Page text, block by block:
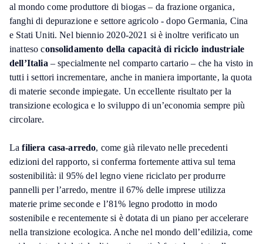
al mondo come produttore di biogas – da frazione organica,
fanghi di depurazione e settore agricolo - dopo Germania, Cina
e Stati Uniti. Nel biennio 2020-2021 si è inoltre verificato un
inatteso consolidamento della capacità di riciclo industriale
dell’Italia – specialmente nel comparto cartario – che ha visto in
tutti i settori incrementare, anche in maniera importante, la quota
di materie seconde impiegate. Un eccellente risultato per la
transizione ecologica e lo sviluppo di un’economia sempre più
circolare.
La filiera casa-arredo, come già rilevato nelle precedenti
edizioni del rapporto, si conferma fortemente attiva sul tema
sostenibilità: il 95% del legno viene riciclato per produrre
pannelli per l’arredo, mentre il 67% delle imprese utilizza
materie prime seconde e l’81% legno prodotto in modo
sostenibile e recentemente si è dotata di un piano per accelerare
nella transizione ecologica. Anche nel mondo dell’edilizia, come